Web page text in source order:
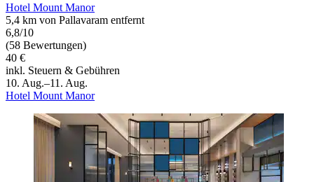
Hotel Mount Manor
5,4 km von Pallavaram entfernt
6,8/10
(58 Bewertungen)
40 €
inkl. Steuern & Gebühren
10. Aug.–11. Aug.
Hotel Mount Manor